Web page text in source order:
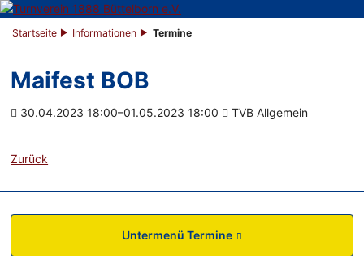
Startseite Informationen Termine
Maifest BOB
30.04.2023 18:00–01.05.2023 18:00 TVB Allgemein
Zurück
Untermenü Termine